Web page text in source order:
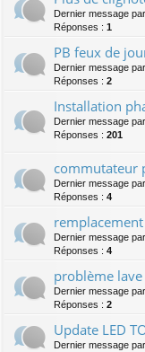
Dernier message par
Réponses : 1
PB feux de
Dernier message par
Réponses : 2
Installation
Dernier message par
Réponses : 201
commutateur
Dernier message par
Réponses : 4
Dernier message par
Réponses : 4
problème
Dernier message par
Réponses : 2
Update LED
Dernier message par